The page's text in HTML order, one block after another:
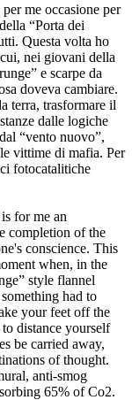
me occasione per
“Porta dei
Questa volta ho
nei giovani della
e scarpe da
doveva cambiare.
terra, trasformare il
dalle logiche
“vento nuovo”,
vittime di mafia. Per
fotocatalitiche
for me an
completion of the
conscience. This
when, in the
style flannel
had to
your feet off the
distance yourself
be carried away,
of thought.
anti-smog
65% of Co2.